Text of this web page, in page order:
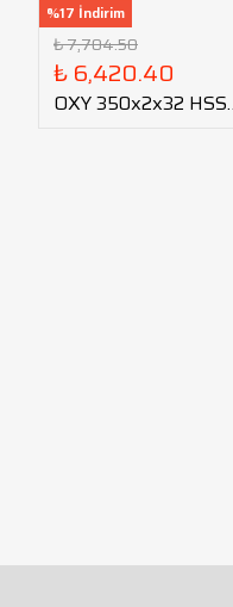
%17 İndirim
₺ 7,704.50
₺ 6,420.40
OXY 350x2x32 HSS